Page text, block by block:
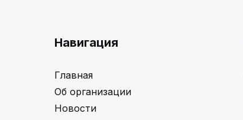
Навигация
Главная
Об организации
Новости